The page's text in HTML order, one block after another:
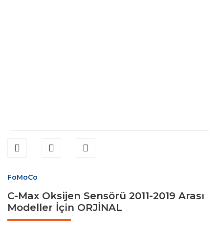
FoMoCo
C-Max Oksijen Sensörü 2011-2019 Arası
Modeller İçin ORJİNAL